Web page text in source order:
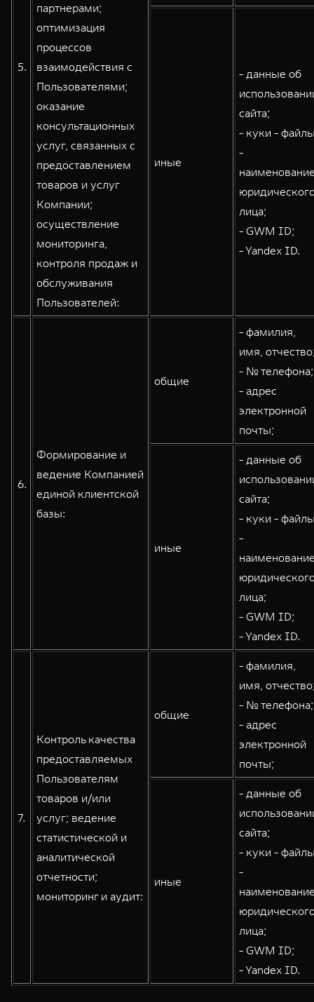
5.
партнерами;
оптимизация
процессов
взаимодействия с
Пользователями;
оказание
консультационных
услуг, связанных с
предоставлением
товаров и услуг
Компании;
осуществление
мониторинга,
контроля продаж и
обслуживания
Пользователей:
иные
- данные об
сайта;
- куки -
-
лица;
- GWM ID;
- Yandex ID.
6.
Формирование и
ведение Компанией
единой клиентской
базы:
общие
- фамилия,
имя,
- № телефона;
- адрес
электронной
почты;
иные
- данные об
сайта;
- куки -
-
лица;
- GWM ID;
- Yandex ID.
7.
Контроль качества
предоставляемых
Пользователям
товаров и/или
услуг; ведение
статистической и
аналитической
отчетности;
мониторинг и аудит:
общие
- фамилия,
имя,
- № телефона;
- адрес
электронной
почты;
иные
- данные об
сайта;
- куки -
-
лица;
- GWM ID;
- Yandex ID.